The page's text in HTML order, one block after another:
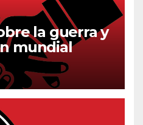
la guerra y
mundial